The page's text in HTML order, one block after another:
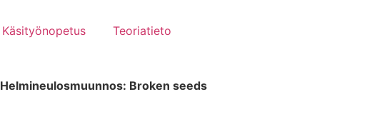
Käsityönopetus Teoriatieto
Helmineulosmuunnos: Broken seeds